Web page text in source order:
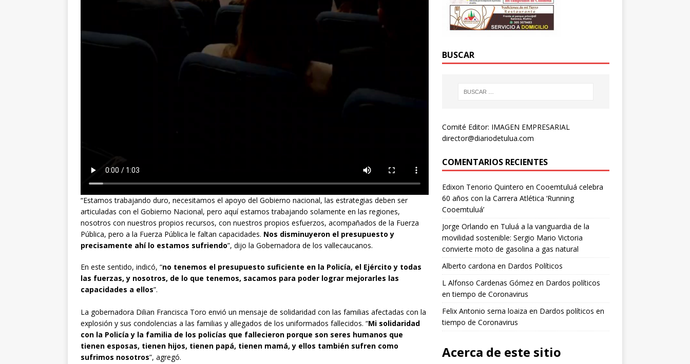
“Estamos trabajando duro, necesitamos el apoyo del Gobierno nacional, las estrategias deben ser
articuladas con el Gobierno Nacional, pero aquí estamos trabajando solamente en las regiones,
nosotros con nuestros propios recursos, con nuestros propios esfuerzos, acompañados de la Fuerza
Pública, pero a la Fuerza Pública le faltan capacidades. Nos disminuyeron el presupuesto y
precisamente ahí lo estamos sufriendo”, dijo la Gobernadora de los vallecaucanos.
En este sentido, indicó, “no tenemos el presupuesto suficiente en la Policía, el Ejército y todas
las fuerzas, y nosotros, de lo que tenemos, sacamos para poder lograr mejorarles las
capacidades a ellos”.
La gobernadora Dilian Francisca Toro envió un mensaje de solidaridad con las familias afectadas con la
explosión y sus condolencias a las familias y allegados de los uniformados fallecidos. “Mi solidaridad
con la Policía y la familia de los policías que fallecieron porque son seres humanos que
tienen esposas, tienen hijos, tienen papá, tienen mamá, y ellos también sufren como
sufrimos nosotros”, agregó.
BUSCAR
Comité Editor: IMAGEN EMPRESARIAL
director@diariodetulua.com
COMENTARIOS RECIENTES
Edixon Tenorio Quintero en Cooemtuluá celebra
60 años con la Carrera Atlética ‘Running
Cooemtuluá’
Jorge Orlando en Tuluá a la vanguardia de la
movilidad sostenible: Sergio Mario Victoria
convierte moto de gasolina a gas natural
Alberto cardona en Dardos Políticos
L Alfonso Cardenas Gómezen Dardos políticos
en tiempo de Coronavirus
Felix Antonio serna loaiza en Dardos políticos en
tiempo de Coronavirus
Acerca de este sitio